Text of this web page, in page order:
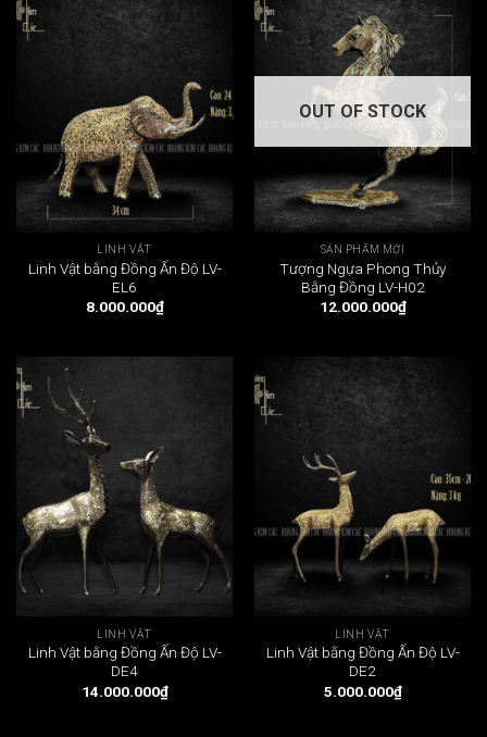
LINH VẬT
Linh Vật bằng Đồng Ấn Độ LV-
EL6
8.000.000₫
OUT OF STOCK
SẢN PHẨM MỚI
Tượng Ngựa Phong Thủy
Bằng Đồng LV-H02
12.000.000₫
LINH VẬT
Linh Vật bằng Đồng Ấn Độ LV-
DE4
14.000.000₫
LINH VẬT
Linh Vật bằng Đồng Ấn Độ LV-
DE2
5.000.000₫